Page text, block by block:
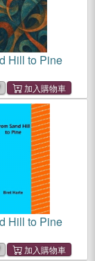
Hill to Pine
Hill to Pine